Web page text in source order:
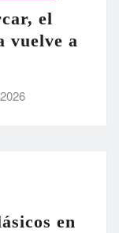
el
vuelve a
en